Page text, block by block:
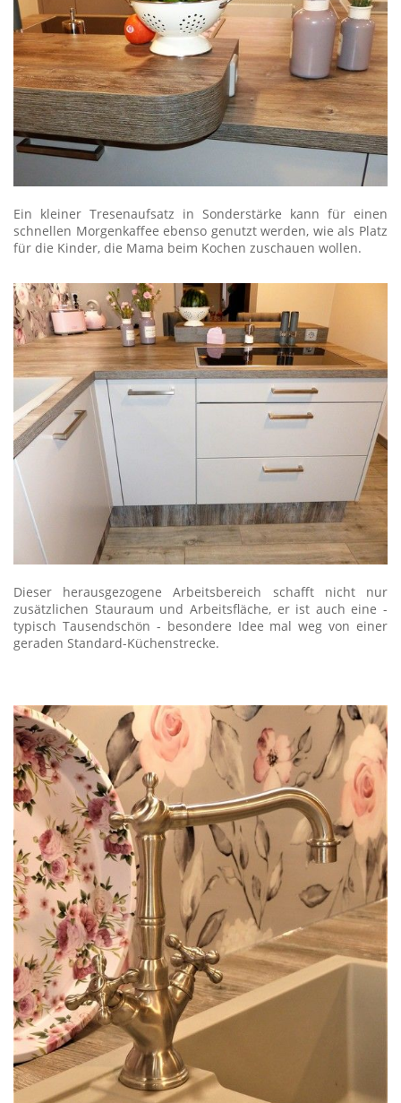
Ein kleiner Tresenaufsatz in Sonderstärke kann für einen
schnellen Morgenkaffee ebenso genutzt werden, wie als Platz
für die Kinder, die Mama beim Kochen zuschauen wollen.
Dieser herausgezogene Arbeitsbereich schafft nicht nur
zusätzlichen Stauraum und Arbeitsfläche, er ist auch eine -
typisch Tausendschön - besondere Idee mal weg von einer
geraden Standard-Küchenstrecke.